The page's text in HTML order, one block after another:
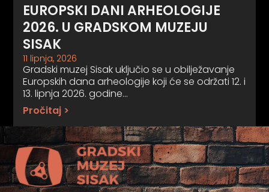
EUROPSKI DANI ARHEOLOGIJE
2026. U GRADSKOM MUZEJU
SISAK
11 lipnja, 2026
Gradski muzej Sisak uključio se u obilježavanje
Europskih dana arheologije koji će se održati 12. i
13. lipnja 2026. godine…
Pročitaj >